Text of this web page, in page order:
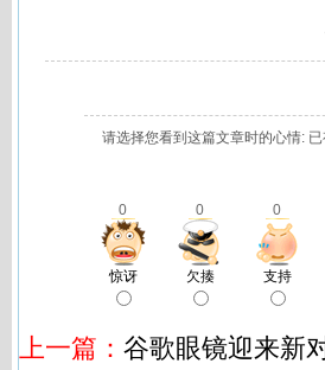
请选择您看到这篇文章时的心情:
0 0 0
惊讶 欠揍 支持
上一篇： 谷歌眼镜迎来新